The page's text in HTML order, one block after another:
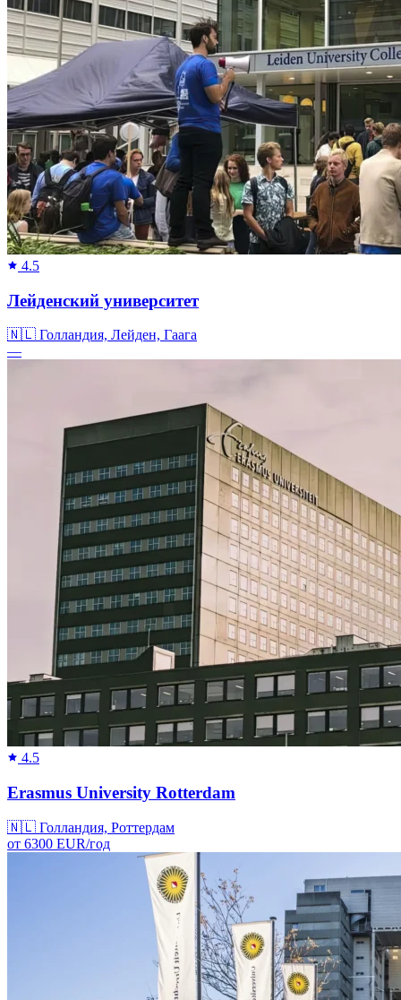
4.5
Лейденский университет
🇳🇱 Голландия, Лейден, Гаага
—
4.5
Erasmus University Rotterdam
🇳🇱 Голландия, Роттердам
от 6300 EUR/год